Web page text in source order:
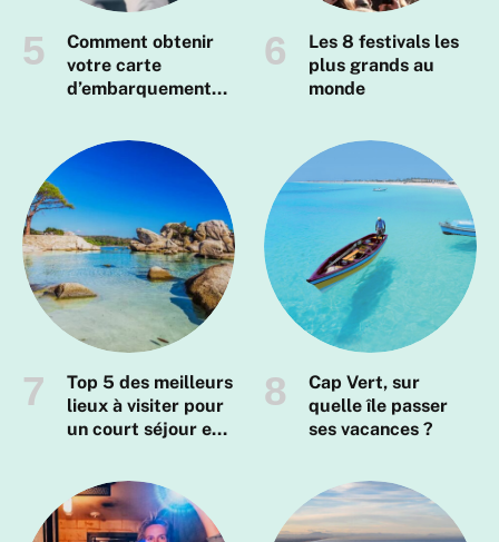
Comment obtenir
votre carte
d’embarquement
Les 8 festivals les
plus grands au
monde
Top 5 des meilleurs
lieux à visiter pour
un court séjour en
Cap Vert, sur
quelle île passer
ses vacances ?